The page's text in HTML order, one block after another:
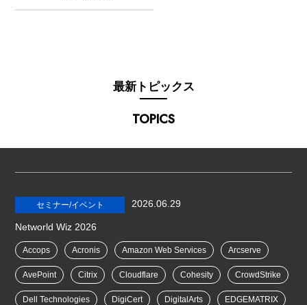
TOPICS
最新トピックス
セミナー/イベント 2026.06.29
Networld Wiz 2026
Accops Acronis Amazon Web Services Arcserve
AvePoint Citrix Cloudflare Cohesity CrowdStrike
Dell Technologies DigiCert DigitalArts EDGEMATRIX